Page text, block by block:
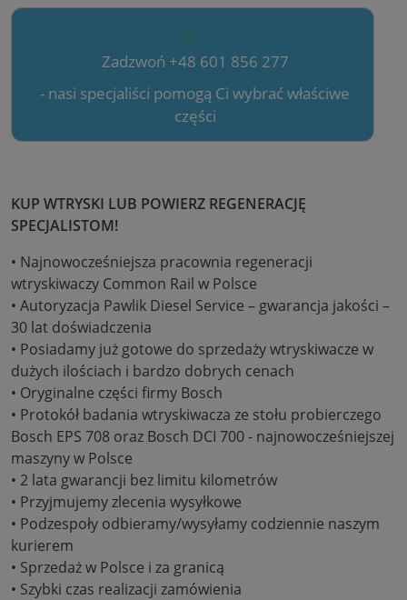
Zadzwoń +48 601 856 277
- nasi specjaliści pomogą Ci wybrać właściwe
części
KUP WTRYSKI LUB POWIERZ REGENERACJĘ
SPECJALISTOM!
• Najnowocześniejsza pracownia regeneracji
wtryskiwaczy Common Rail w Polsce
• Autoryzacja Pawlik Diesel Service – gwarancja jakości –
30 lat doświadczenia
• Posiadamy już gotowe do sprzedaży wtryskiwacze w
dużych ilościach i bardzo dobrych cenach
• Oryginalne części firmy Bosch
• Protokół badania wtryskiwacza ze stołu probierczego
Bosch EPS 708 oraz Bosch DCI 700 - najnowocześniejszej
maszyny w Polsce
• 2 lata gwarancji bez limitu kilometrów
• Przyjmujemy zlecenia wysyłkowe
• Podzespoły odbieramy/wysyłamy codziennie naszym
kurierem
• Sprzedaż w Polsce i za granicą
• Szybki czas realizacji zamówienia